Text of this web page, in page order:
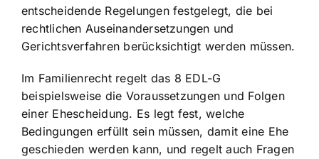
entscheidende Regelungen festgelegt, die bei
rechtlichen Auseinandersetzungen und
Gerichtsverfahren berücksichtigt werden müssen.
Im Familienrecht regelt das 8 EDL-G
beispielsweise die Voraussetzungen und Folgen
einer Ehescheidung. Es legt fest, welche
Bedingungen erfüllt sein müssen, damit eine Ehe
geschieden werden kann, und regelt auch Fragen